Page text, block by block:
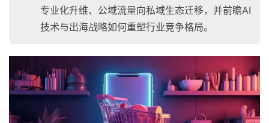
专业化升维、公域流量向私域生态迁移，并前瞻AI
技术与出海战略如何重塑行业竞争格局。